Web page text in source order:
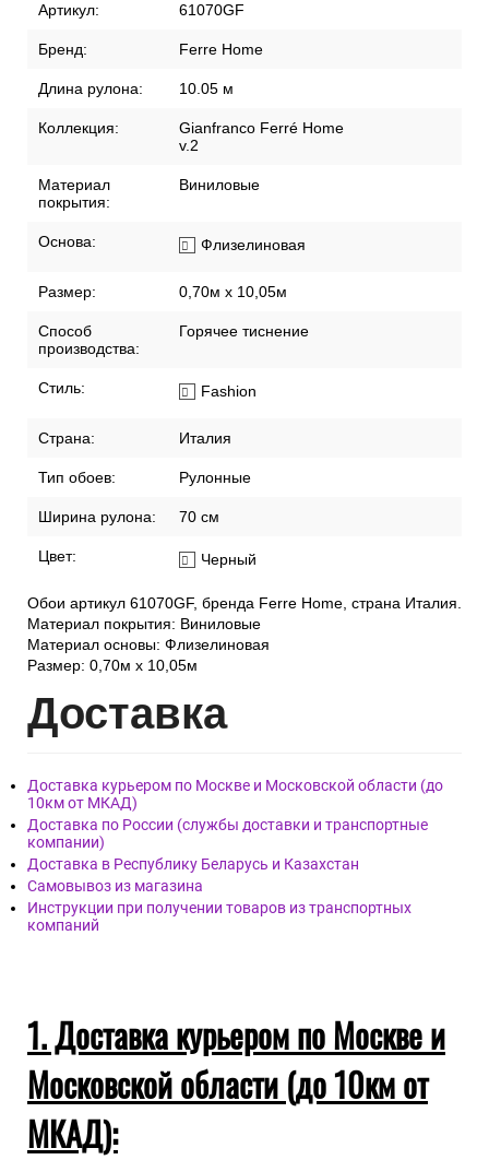
Артикул: 61070GF
Бренд: Ferre Home
Длина рулона: 10.05 м
Коллекция:
Gianfranco Ferré Home
v.2
Материал
покрытия:
Виниловые
Основа: Флизелиновая
Размер: 0,70м x 10,05м
Способ
производства:
Горячее тиснение
Стиль: Fashion
Страна: Италия
Тип обоев: Рулонные
Ширина рулона: 70 см
Цвет: Черный
Обои артикул 61070GF, бренда Ferre Home, страна Италия.
Материал покрытия: Виниловые
Материал основы: Флизелиновая
Размер: 0,70м x 10,05м
Доставка
Доставка курьером по Москве и Московской области (до
10км от МКАД)
Доставка по России (службы доставки и транспортные
компании)
Доставка в Республику Беларусь и Казахстан
Самовывоз из магазина
Инструкции при получении товаров из транспортных
компаний
1. Доставка курьером по Москве и
Московской области (до 10км от
МКАД):